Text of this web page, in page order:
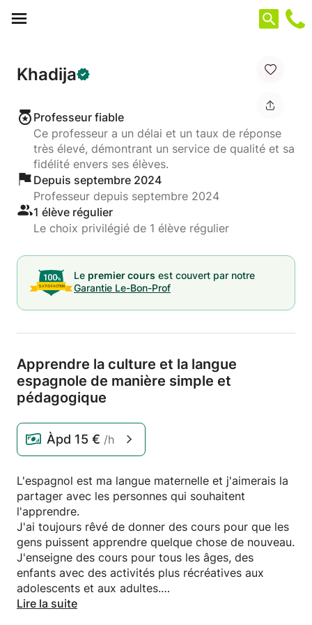
Khadija
Professeur fiable
Ce professeur a un délai et un taux de réponse
très élevé, démontrant un service de qualité et sa
fidélité envers ses élèves.
Depuis septembre 2024
Professeur depuis septembre 2024
1 élève régulier
Le choix privilégié de 1 élève régulier
Le premier cours est couvert par notre
Garantie Le-Bon-Prof
Apprendre la culture et la langue
espagnole de manière simple et
pédagogique
Àpd 15 € /h
L'espagnol est ma langue maternelle et j'aimerais la
partager avec les personnes qui souhaitent
l'apprendre.
J'ai toujours rêvé de donner des cours pour que les
gens puissent apprendre quelque chose de nouveau.
J'enseigne des cours pour tous les âges, des
enfants avec des activités plus récréatives aux
adolescents et aux adultes.
Vous pouvez apprendre la grammaire espagnole, la
Lire la suite